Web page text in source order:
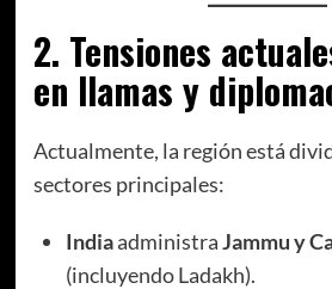
2. Tensiones
en llamas y
Actualmente, la región está
sectores principales:
IndiaadministraJammu y
(incluyendo Ladakh).